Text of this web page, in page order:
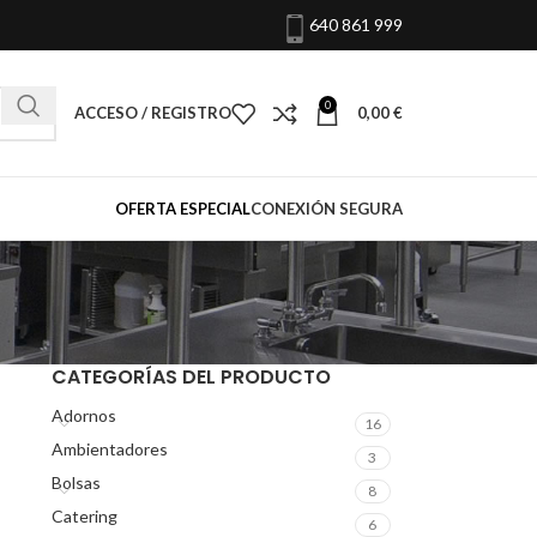
640 861 999
ACCESO / REGISTRO 0 0,00€
OFERTA ESPECIALCONEXIÓN SEGURA
CATEGORÍAS DEL PRODUCTO
Adornos 16
Ambientadores 3
Bolsas 8
Catering 6